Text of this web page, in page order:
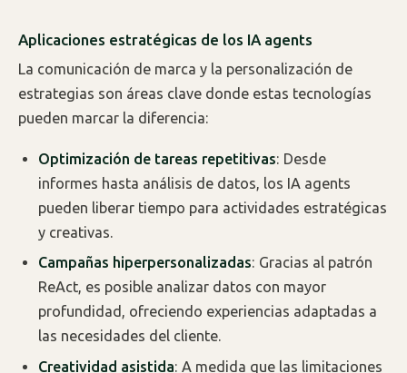
Aplicaciones estratégicas de los IA agents
La comunicación de marca y la personalización de
estrategias son áreas clave donde estas tecnologías
pueden marcar la diferencia:
Optimización de tareas repetitivas: Desde
informes hasta análisis de datos, los IA agents
pueden liberar tiempo para actividades estratégicas
y creativas.
Campañas hiperpersonalizadas: Gracias al patrón
ReAct, es posible analizar datos con mayor
profundidad, ofreciendo experiencias adaptadas a
las necesidades del cliente.
Creatividad asistida: A medida que las limitaciones